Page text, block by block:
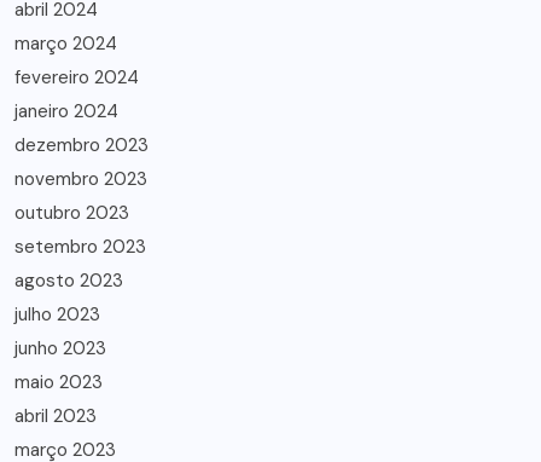
abril 2024
março 2024
fevereiro 2024
janeiro 2024
dezembro 2023
novembro 2023
outubro 2023
setembro 2023
agosto 2023
julho 2023
junho 2023
maio 2023
abril 2023
março 2023